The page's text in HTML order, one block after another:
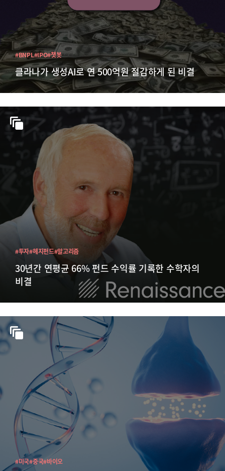
클라나가 생성AI로 연 500억원 절감하게 된 비결
#BNPL#IPO#챗봇
30년간 연평균 66% 펀드 수익률 기록한 수학자의
비결
#투자#헤지펀드#알고리즘
#미국#중국#바이오